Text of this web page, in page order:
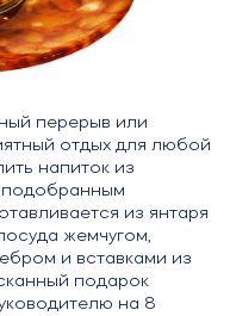
перерыв или
отдых для любой
напиток из
из янтаря
жемчугом,
и вставками из
подарок
на 8